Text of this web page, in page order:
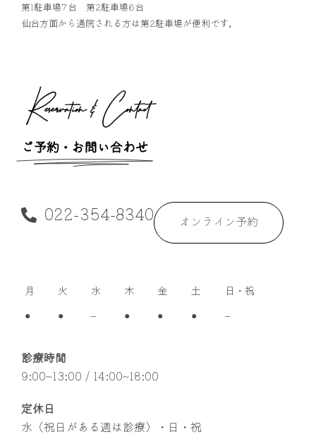
第1駐車場7台 第2駐車場6台
仙台方面から通院される方は第2駐車場が便利です。
Reservation & Contact
ご予約・お問い合わせ
022-354-8340 オンライン予約
月 火 水 木 金 土 日・祝
● ● – ● ● ● –
診療時間
9:00~13:00 / 14:00~18:00
定休日
水（祝日がある週は診療）・日・祝